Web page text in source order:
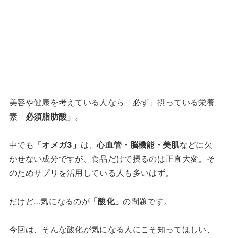
美容や健康を考えている人なら「必ず」摂っている栄養
素「必須脂肪酸」 。
中でも 「オメガ3」 は、心血管・脳機能・美肌などに欠
かせない成分ですが、食品だけで摂るのは正直大変。そ
のためサプリを活用している人も多いはず。
だけど…気になるのが 「酸化」の問題です。
今回は、そんな酸化が気になる人にこそ知ってほしい、